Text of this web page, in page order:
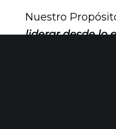
Nuestro
liderar desde lo